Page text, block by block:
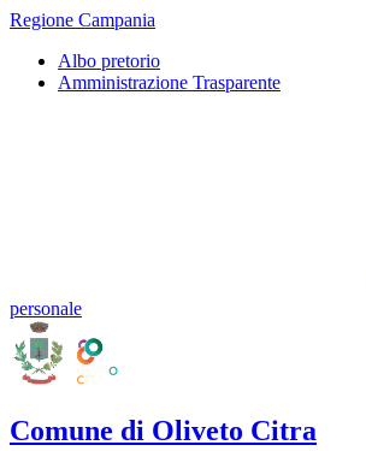
Regione Campania
Albo pretorio
Amministrazione Trasparente
personale
Comune di Oliveto Citra